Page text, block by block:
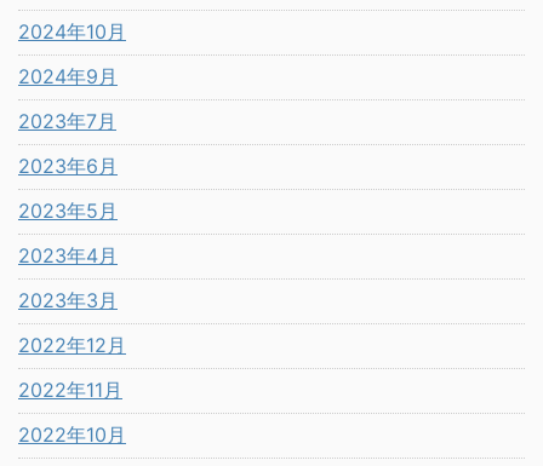
2024年10月
2024年9月
2023年7月
2023年6月
2023年5月
2023年4月
2023年3月
2022年12月
2022年11月
2022年10月